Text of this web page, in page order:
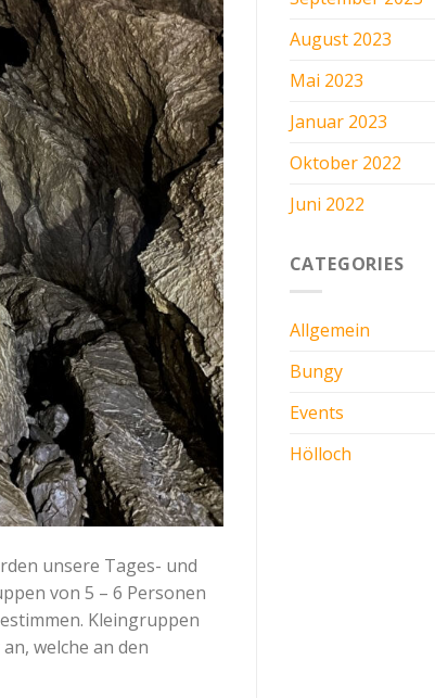
unsere Tages- und
von 5 – 6 Personen
Kleingruppen
welche an den
August 2023
Mai 2023
Januar 2023
Oktober 2022
Juni 2022
CATEGORIES
Allgemein
Bungy
Events
Hölloch